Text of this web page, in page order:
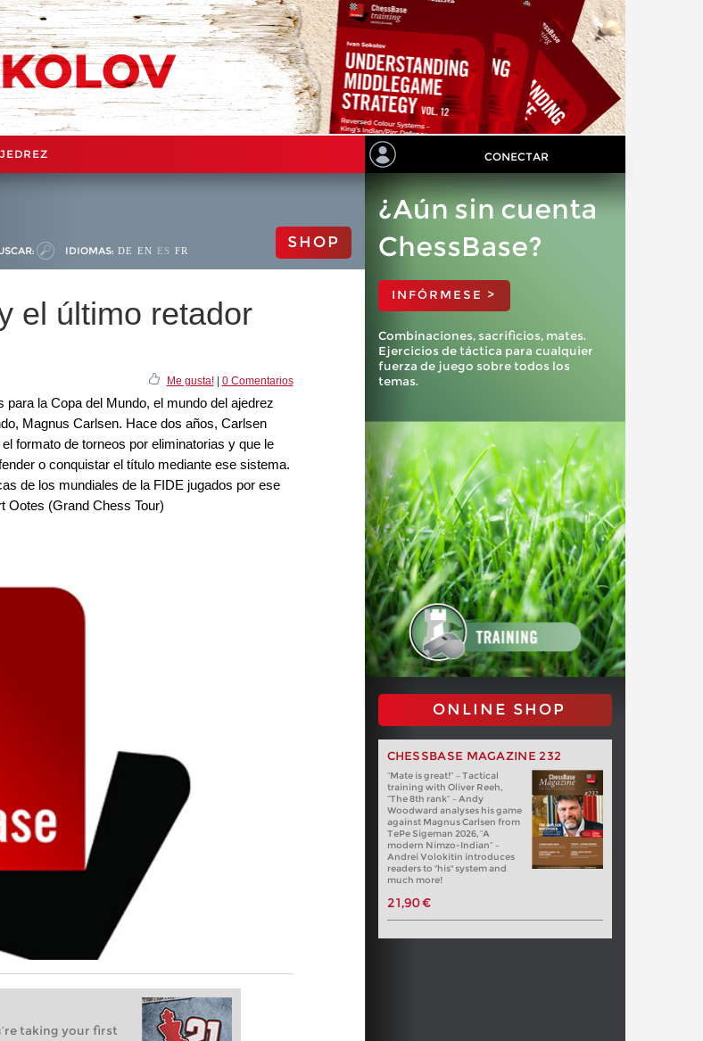
CONECTAR
IDIOMAS: DE EN ES FR SHOP
el último retador
Me gusta!| 0 Comentarios
la Copa del Mundo, el mundo del ajedrez
Magnus Carlsen. Hace dos años, Carlsen
formato de torneos por eliminatorias y que le
o conquistar el título mediante ese sistema.
de los mundiales de la FIDE jugados por ese
Ootes (Grand Chess Tour)
taking your first
¿Aún sin cuenta
ChessBase?
INFÓRMESE >
Combinaciones, sacrificios, mates.
Ejercicios de táctica para cualquier
fuerza de juego sobre todos los
temas.
ONLINE SHOP
CHESSBASE MAGAZINE 232
“Mate is great!” – Tactical
training with Oliver Reeh,
“The 8th rank” – Andy
Woodward analyses his game
against Magnus Carlsen from
TePe Sigeman 2026, “A
modern Nimzo-Indian” –
Andrei Volokitin introduces
readers to "his" system and
much more!
21,90 €